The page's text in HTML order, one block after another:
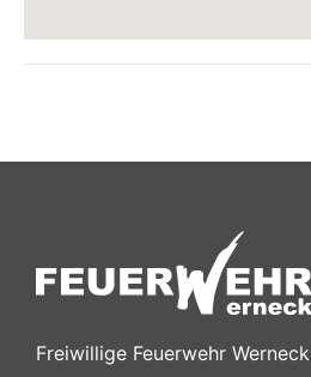
Freiwillige Feuerwehr Werneck